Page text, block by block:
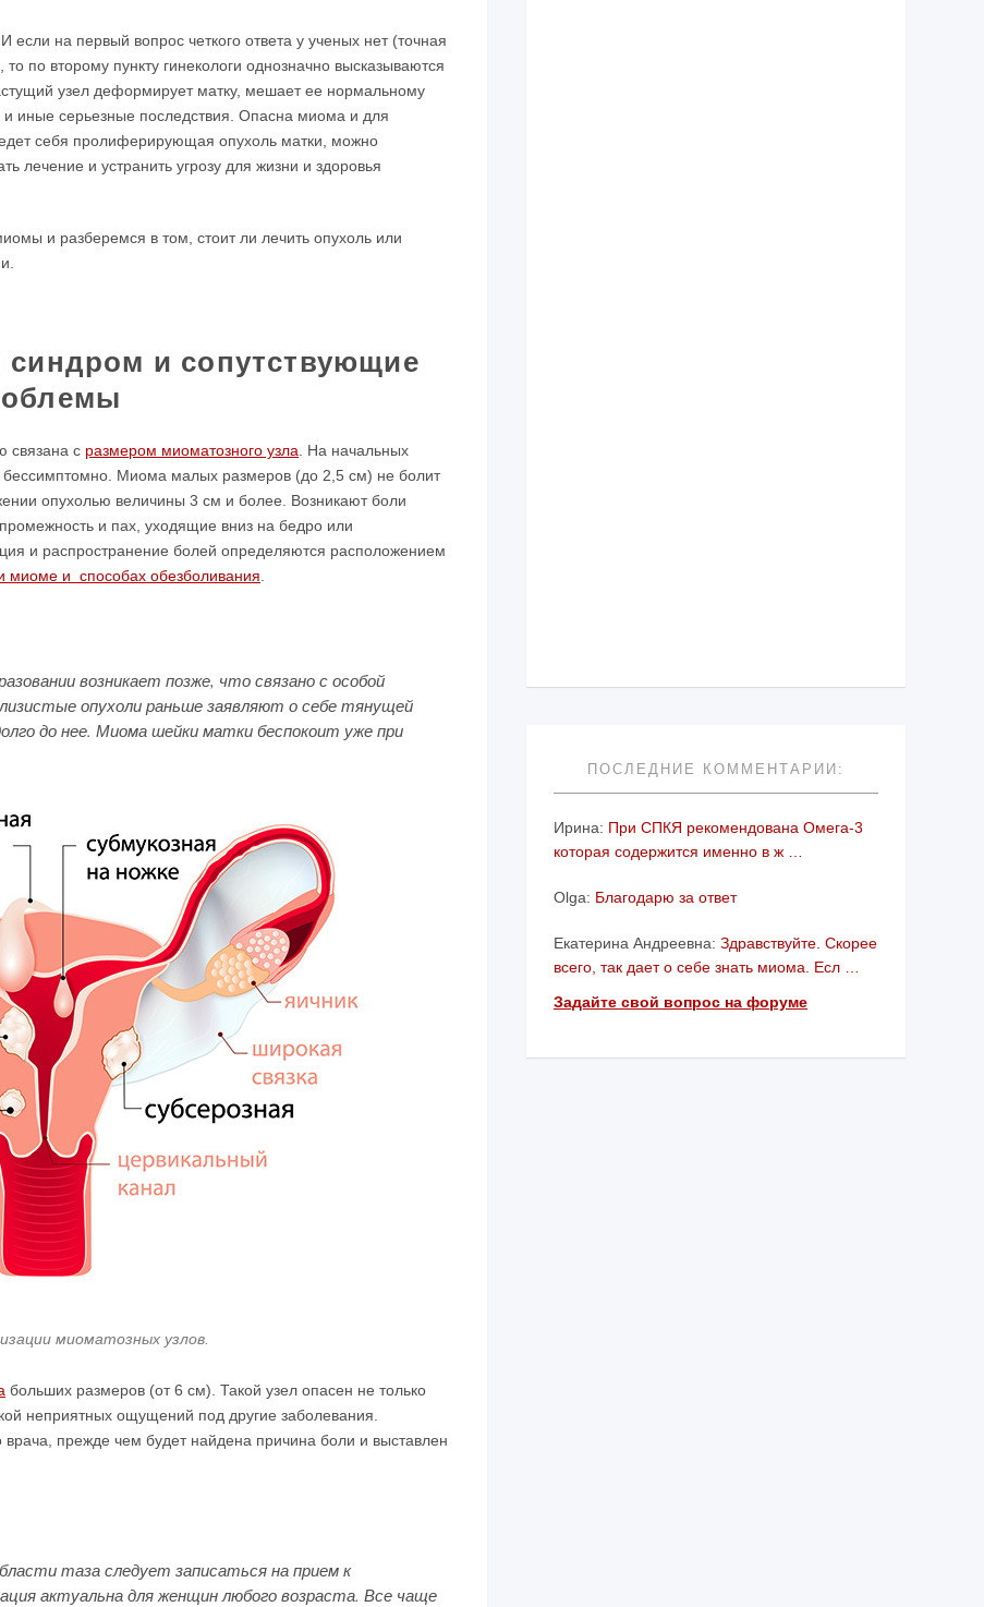
на первый вопрос четкого ответа у ученых нет (точная
по второму пункту гинекологи однозначно высказываются
узел деформирует матку, мешает ее нормальному
иные серьезные последствия. Опасна миома и для
себя пролиферирующая опухоль матки, можно
лечение и устранить угрозу для жизни и здоровья
и разберемся в том, стоит ли лечить опухоль или
синдром и сопутствующие
связана с размером миоматозного узла . На начальных
бессимптомно. Миома малых размеров (до 2,5 см) не болит
опухолью величины 3 см и более. Возникают боли
и пах, уходящие вниз на бедро или
и распространение болей определяются расположением
миоме и способах обезболивания
возникает позже, что связано с особой
опухоли раньше заявляют о себе тянущей
до нее. Миома шейки матки беспокоит уже при
миоматозных узлов.
больших размеров (от 6 см). Такой узел опасен не только
неприятных ощущений под другие заболевания.
прежде чем будет найдена причина боли и выставлен
таза следует записаться на прием к
актуальна для женщин любого возраста. Все чаще
ПОСЛЕДНИЕ КОММЕНТАРИИ:
Ирина: При СПКЯ рекомендована Омега-3
которая содержится именно в ж …
Olga: Благодарю за ответ
Екатерина Андреевна: Здравствуйте. Скорее
всего, так дает о себе знать миома. Есл …
Задайте свой вопрос на форуме